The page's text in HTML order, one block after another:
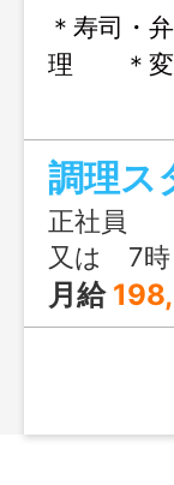
＊寿司・
理 ＊変
正社員
又は 7
月給